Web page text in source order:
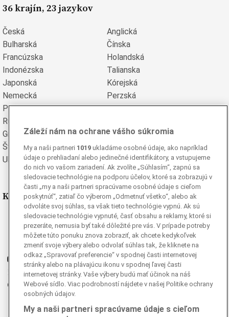
36 krajín, 23 jazykov
Česká
Anglická
Bulharská
Čínska
Francúzska
Holandská
Indonézska
Talianska
Japonská
Kórejská
Nemecká
Perzská
Poľská
Portugalská
Rumunská
Grécka
Španielska
Švédska
Turecká
Ukrajinská
Vietnamská
Kde nás nájdete
Facebook
Instagram
Ganjing
Youtube
Twitter
Telegram
RSS
Záleží nám na ochrane vášho súkromia
My a naši partneri 1019 ukladáme osobné údaje, ako napríklad
údaje o prehliadaní alebo jedinečné identifikátory, a vstupujeme
do nich vo vašom zariadení. Ak zvolíte „Súhlasím“, zapnú sa
sledovacie technológie na podporu účelov, ktoré sa zobrazujú v
časti „my a naši partneri spracúvame osobné údaje s cieľom
poskytnúť“, zatiaľ čo výberom „Odmetnuť všetko“, alebo ak
odvoláte svoj súhlas, sa však tieto technológie vypnú. Ak sú
sledovacie technológie vypnuté, časť obsahu a reklamy, ktoré si
prezeráte, nemusia byť také dôležité pre vás. V prípade potreby
môžete túto ponuku znova zobraziť, ak chcete kedykoľvek
zmeniť svoje výbery alebo odvolať súhlas tak, že kliknete na
odkaz „Spravovať preferencie“ v spodnej časti internetovej
stránky alebo na plávajúcu ikonu v spodnej ľavej časti
internetovej stránky. Vaše výbery budú mať účinok na náš
Webové sídlo. Viac podrobností nájdete v našej Politike ochrany
osobných údajov.
My a naši partneri spracúvame údaje s cieľom